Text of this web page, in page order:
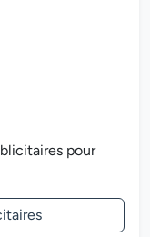
pour